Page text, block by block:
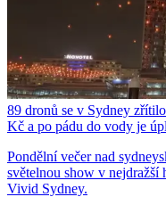
89 dronů se v Sydney
Kč a po pádu do vody je
Pondělní večer nad
světelnou show v
Vivid Sydney.